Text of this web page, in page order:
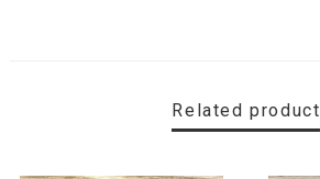
Related product